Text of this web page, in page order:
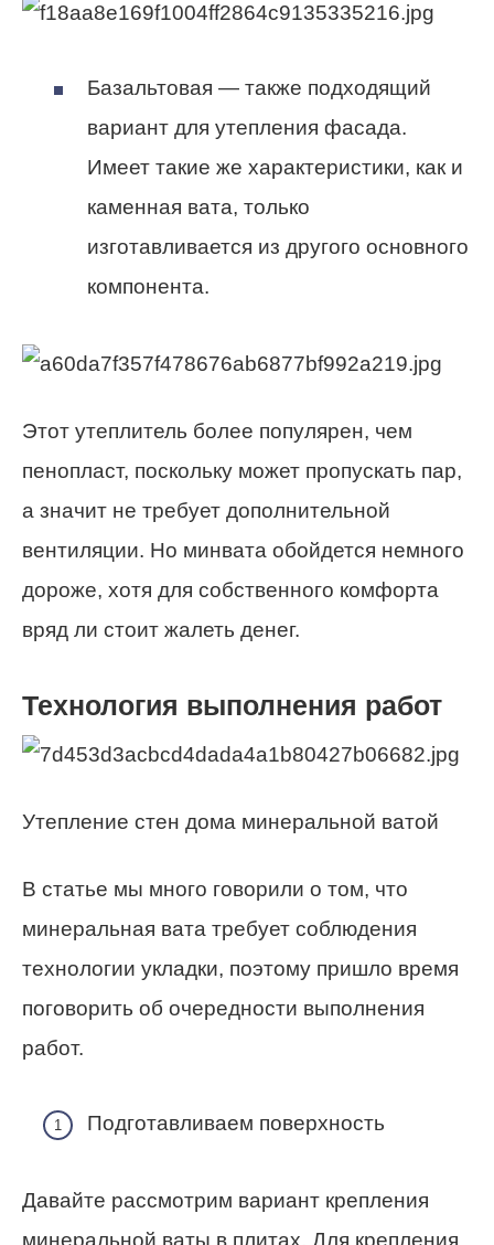
Базальтовая — также подходящий
вариант для утепления фасада.
Имеет такие же характеристики, как и
каменная вата, только
изготавливается из другого основного
компонента.
Этот утеплитель более популярен, чем
пенопласт, поскольку может пропускать пар,
а значит не требует дополнительной
вентиляции. Но минвата обойдется немного
дороже, хотя для собственного комфорта
вряд ли стоит жалеть денег.
Технология выполнения работ
Утепление стен дома минеральной ватой
В статье мы много говорили о том, что
минеральная вата требует соблюдения
технологии укладки, поэтому пришло время
поговорить об очередности выполнения
работ.
Подготавливаем поверхность
Давайте рассмотрим вариант крепления
минеральной ваты в плитах. Для крепления